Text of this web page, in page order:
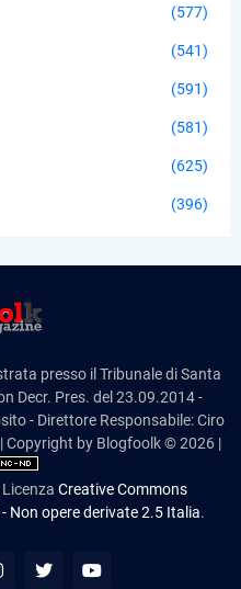
(577)
(541)
(591)
(581)
(625)
(396)
presso il Tribunale di Santa
Decr. Pres. del 23.09.2014 -
- Direttore Responsabile: Ciro
Copyright by Blogfoolk © 2026 |
Creative Commons
Non opere derivate 2.5 Italia.